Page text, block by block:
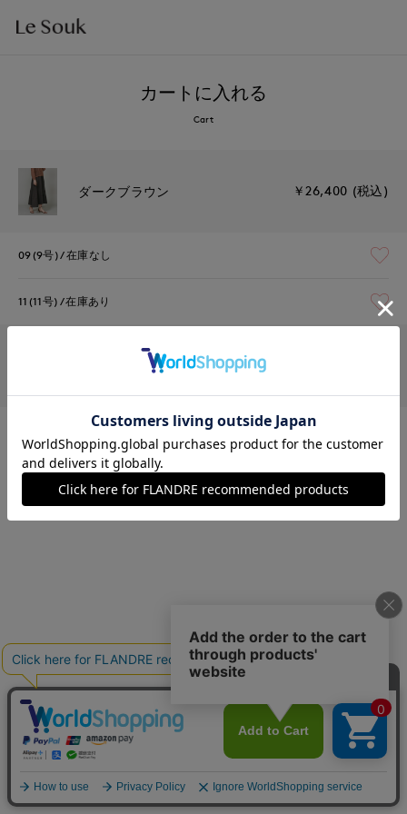
カートに入れる
Cart
ダークブラウン ￥26,400 (税込)
09(9号) 在庫なし
11(11号) 在庫あり
残り1点
11(11号) 在庫なし